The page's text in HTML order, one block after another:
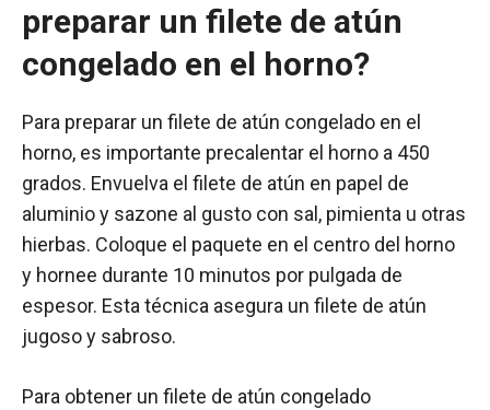
preparar un filete de atún
congelado en el horno?
Para preparar un filete de atún congelado en el
horno, es importante precalentar el horno a 450
grados. Envuelva el filete de atún en papel de
aluminio y sazone al gusto con sal, pimienta u otras
hierbas. Coloque el paquete en el centro del horno
y hornee durante 10 minutos por pulgada de
espesor. Esta técnica asegura un filete de atún
jugoso y sabroso.
Para obtener un filete de atún congelado